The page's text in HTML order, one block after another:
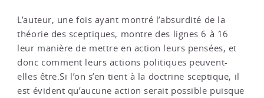
L’auteur, une fois ayant montré l’absurdité de la
théorie des sceptiques, montre des lignes 6 à 16
leur manière de mettre en action leurs pensées, et
donc comment leurs actions politiques peuvent-
elles être.Si l’on s’en tient à la doctrine sceptique, il
est évident qu’aucune action serait possible puisque